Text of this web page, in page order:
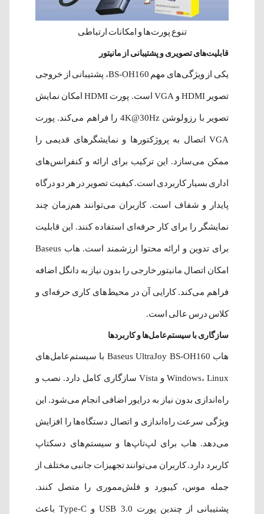
تنوع پورت‌ها و امکانات ارتباطی
قابلیت‌های تصویری و پشتیبانی از مانیتور
یکی از ویژگی‌های مهم BS-OH160، پشتیبانی از خروجی
تصویر HDMI و VGA است. پورت HDMI امکان نمایش
تصویر با رزولوشن 4K@30Hz را فراهم می‌کند. پورت
VGA اتصال به پروژکتورها و نمایشگرهای قدیمی را
ممکن می‌سازد. این ترکیب برای ارائه و کنفرانس‌های
اداری بسیار کاربردی است. کیفیت تصویر در هر دو درگاه
پایدار و شفاف است. کاربران می‌توانند هم‌زمان چند
نمایشگر را برای کار حرفه‌ای استفاده کنند. این قابلیت
برای تدوین و ارائه محتوا ارزشمند است. هاب Baseus
امکان اتصال مانیتور خارجی را بدون نیاز به دانگل اضافه
فراهم می‌کند. کارایی آن در محیط‌های کاری حرفه‌ای و
کلاس درس عالی است.
سازگاری با سیستم‌عامل‌ها و کاربردها
هاب Baseus UltraJoy BS-OH160 با سیستم‌عامل‌های
Windows، Linux و Vista سازگاری کامل دارد. نصب و
راه‌اندازی بدون نیاز به درایور اضافی انجام می‌شود. این
ویژگی سرعت راه‌اندازی و اتصال دستگاه‌ها را افزایش
می‌دهد. هاب برای لپ‌تاپ‌ها و سیستم‌های دسکتاپ
کاربرد دارد. کاربران می‌توانند تجهیزات جانبی مختلف از
جمله موس، کیبورد و فلش‌مموری را متصل کنند.
پشتیبانی از چندین پورت USB 3.0 و Type-C باعث